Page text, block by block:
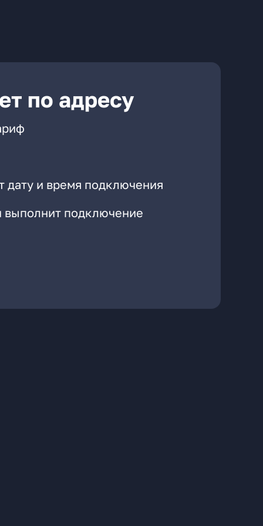
по адресу
дату и время подключения
выполнит подключение